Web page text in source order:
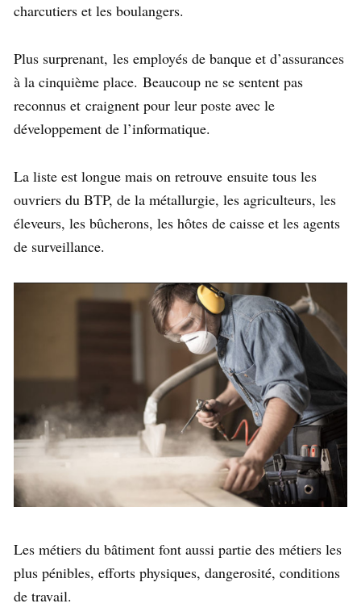
charcutiers et les boulangers.
Plus surprenant, les employés de banque et d’assurances
à la cinquième place. Beaucoup ne se sentent pas
reconnus et craignent pour leur poste avec le
développement de l’informatique.
La liste est longue mais on retrouve ensuite tous les
ouvriers du BTP, de la métallurgie, les agriculteurs, les
éleveurs, les bûcherons, les hôtes de caisse et les agents
de surveillance.
Les métiers du bâtiment font aussi partie des métiers les
plus pénibles, efforts physiques, dangerosité, conditions
de travail.